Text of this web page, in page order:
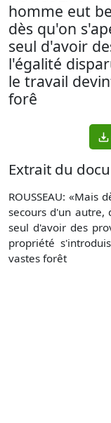
homme eut
dès qu'on
seul d'avoir
l'égalité
le travail
forê
Extrait du
ROUSSEAU: «Mais
secours d'un autre,
seul d'avoir des
propriété
vastes forêt